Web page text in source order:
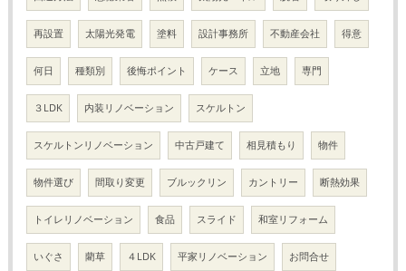
再設置 太陽光発電 塗料 設計事務所 不動産会社 得意
何日 種類別 後悔ポイント ケース 立地 専門
３LDK 内装リノベーション スケルトン
スケルトンリノベーション 中古戸建て 相見積もり 物件
物件選び 間取り変更 ブルックリン カントリー 断熱効果
トイレリノベーション 食品 スライド 和室リフォーム
いぐさ 藺草 ４LDK 平家リノベーション お問合せ